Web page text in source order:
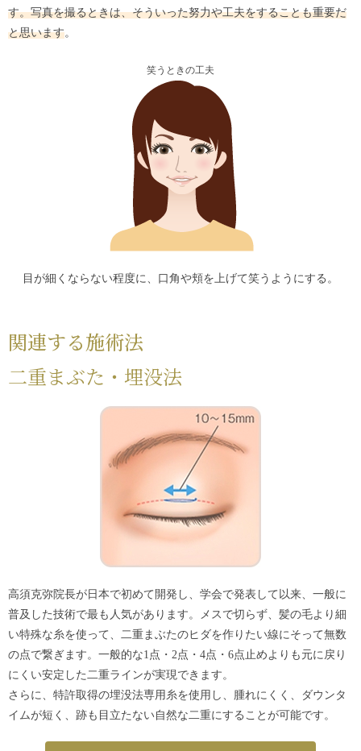
す。写真を撮るときは、そういった努力や工夫をすることも重要だ
と思います。
笑うときの工夫
目が細くならない程度に、口角や頬を上げて笑うようにする。
関連する施術法
二重まぶた・埋没法
高須克弥院長が日本で初めて開発し、学会で発表して以来、一般に
普及した技術で最も人気があります。メスで切らず、髪の毛より細
い特殊な糸を使って、二重まぶたのヒダを作りたい線にそって無数
の点で繋ぎます。一般的な1点・2点・4点・6点止めよりも元に戻り
にくい安定した二重ラインが実現できます。
さらに、特許取得の埋没法専用糸を使用し、腫れにくく、ダウンタ
イムが短く、跡も目立たない自然な二重にすることが可能です。